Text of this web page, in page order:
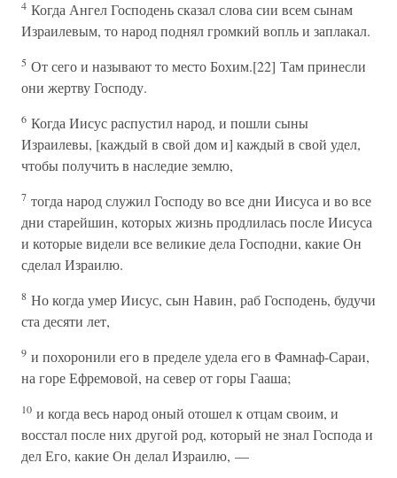
4 Когда Ангел Господень сказал слова сии всем сынам
Израилевым, то народ поднял громкий вопль и заплакал.
5 От сего и называют то место Бохим.[22] Там принесли
они жертву Господу.
6 Когда Иисус распустил народ, и пошли сыны
Израилевы, [каждый в свой дом и] каждый в свой удел,
чтобы получить в наследие землю,
7 тогда народ служил Господу во все дни Иисуса и во все
дни старейшин, которых жизнь продлилась после Иисуса
и которые видели все великие дела Господни, какие Он
сделал Израилю.
8 Но когда умер Иисус, сын Навин, раб Господень, будучи
ста десяти лет,
9 и похоронили его в пределе удела его в Фамнаф-Сараи,
на горе Ефремовой, на север от горы Гааша;
10 и когда весь народ оный отошел к отцам своим, и
восстал после них другой род, который не знал Господа и
дел Его, какие Он делал Израилю, —